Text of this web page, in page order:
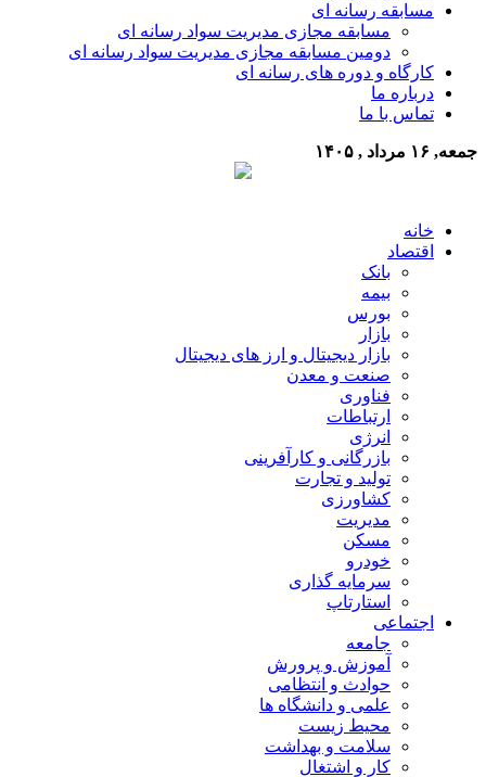
مسابقه رسانه ای
مسابقه مجازی مدیریت سواد رسانه ای
دومین مسابقه مجازی مدیریت سواد رسانه ای
کارگاه و دوره های رسانه ای
درباره ما
تماس با ما
جمعه, ۱۶ مرداد , ۱۴۰۵
خانه
اقتصاد
بانک
بیمه
بورس
بازار
بازار دیجیتال و ارز های دیجیتال
صنعت و معدن
فناوری
ارتباطات
انرژی
بازرگانی و کارآفرینی
تولید و تجارت
کشاورزی
مدیریت
مسکن
خودرو
سرمایه گذاری
استارتاپ
اجتماعی
جامعه
آموزش و پرورش
حوادث و انتظامی
علمی و دانشگاه ها
محیط زیست
سلامت و بهداشت
کار و اشتغال